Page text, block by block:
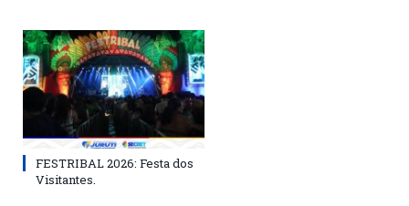
FESTRIBAL 2026: Festa dos
Visitantes.